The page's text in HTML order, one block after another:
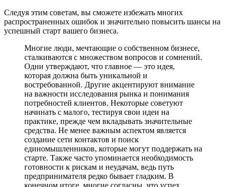
Следуя этим советам, вы сможете избежать многих
распространенных ошибок и значительно повысить шансы на
успешный старт вашего бизнеса.
Многие люди, мечтающие о собственном бизнесе,
сталкиваются с множеством вопросов и сомнений.
Одни утверждают, что главное — это идея,
которая должна быть уникальной и
востребованной. Другие акцентируют внимание
на важности исследования рынка и понимания
потребностей клиентов. Некоторые советуют
начинать с малого, тестируя свои идеи на
практике, прежде чем вкладывать значительные
средства. Не менее важным аспектом является
создание сети контактов и поиск
единомышленников, которые могут поддержать на
старте. Также часто упоминается необходимость
готовности к рискам и неудачам, ведь путь
предпринимателя редко бывает гладким. В
конечном итоге, многие согласны, что успех